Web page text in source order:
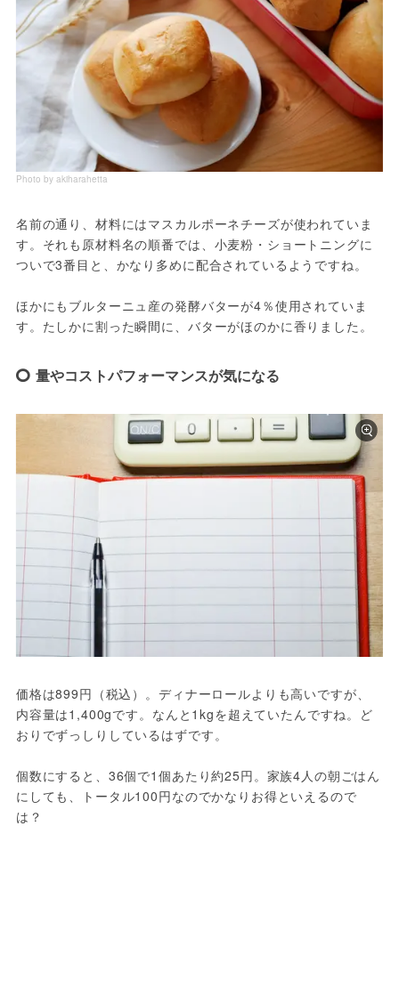
Photo by akiharahetta
名前の通り、材料にはマスカルポーネチーズが使われていま
す。それも原材料名の順番では、小麦粉・ショートニングに
ついで3番目と、かなり多めに配合されているようですね。
ほかにもブルターニュ産の発酵バターが4％使用されていま
す。たしかに割った瞬間に、バターがほのかに香りました。
量やコストパフォーマンスが気になる
価格は899円（税込）。ディナーロールよりも高いですが、
内容量は1,400gです。なんと1kgを超えていたんですね。ど
おりでずっしりしているはずです。
個数にすると、36個で1個あたり約25円。家族4人の朝ごはん
にしても、トータル100円なのでかなりお得といえるので
は？